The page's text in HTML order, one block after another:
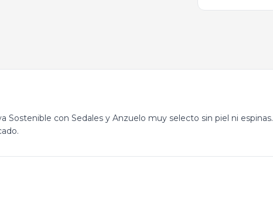
Sostenible con Sedales y Anzuelo muy selecto sin piel ni espinas.